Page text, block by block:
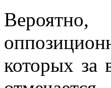
которых за